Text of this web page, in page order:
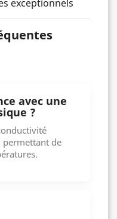
exceptionnels
avec une
?
permettant de